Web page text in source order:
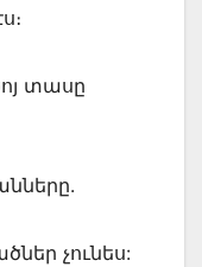
տասը
չունես: